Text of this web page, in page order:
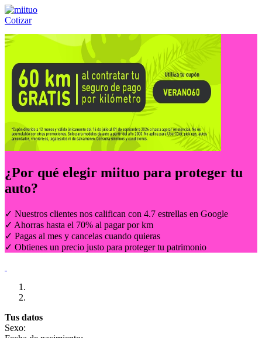
Cotizar
Llámanos al:(55) 84-21-05-00 ó
¿Por qué elegir miituo para proteger tu
auto?
✓ Nuestros clientes nos califican con 4.7 estrellas en Google
✓ Ahorras hasta el 70% al pagar por km
✓ Pagas al mes y cancelas cuando quieras
✓ Obtienes un precio justo para proteger tu patrimonio
Tus datos
Sexo: